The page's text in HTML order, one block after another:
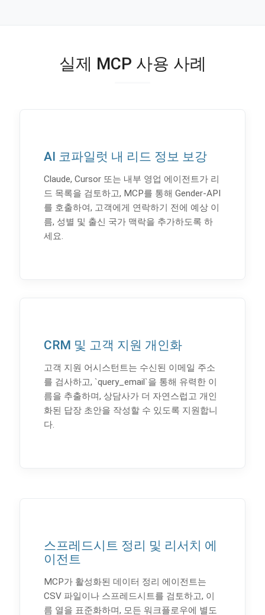
실제 MCP 사용 사례
AI 코파일럿 내 리드 정보 보강
Claude, Cursor 또는 내부 영업 에이전트가 리
드 목록을 검토하고, MCP를 통해 Gender-API
를 호출하여, 고객에게 연락하기 전에 예상 이
름, 성별 및 출신 국가 맥락을 추가하도록 하
세요.
CRM 및 고객 지원 개인화
고객 지원 어시스턴트는 수신된 이메일 주소
를 검사하고, `query_email`을 통해 유력한 이
름을 추출하며, 상담사가 더 자연스럽고 개인
화된 답장 초안을 작성할 수 있도록 지원합니
다.
스프레드시트 정리 및 리서치 에
이전트
MCP가 활성화된 데이터 정리 에이전트는
CSV 파일이나 스프레드시트를 검토하고, 이
름 열을 표준화하며, 모든 워크플로우에 별도